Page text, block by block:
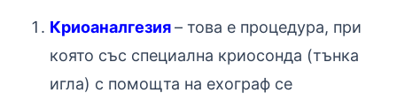
Криоаналгезия– това е процедура, при
която със специална криосонда (тънка
игла) с помощта на ехограф се